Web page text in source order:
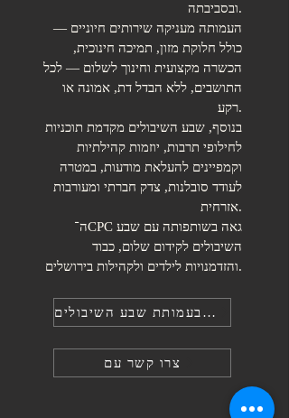
ובסביבתה.
העמותה מעניקה שירותים חיוניים —
כולל חלוקת מזון, תמיכה חינוכית,
הכשרה מקצועית וחינוך לשלום — לכל
התושבים, ללא הבדל דת, אמונה או
רקע.
בנוסף, שבע השיבולים מקדמת תוכניות
לחילופי תרבות, יוזמות קהילתיות
וקמפיינים להעלאת מודעות, במטרה
לעודד סובלנות, צדק חברתי ומעורבות
אזרחית.
ה־CPC גאה בשותפותה עם שבע
השיבולים לקידום שלום, כבוד
והזדמנויות לילדים ולקהילות בירושלים.
בקרו בעמותת שבע השיבולים SSHAA
צרו קשר עם